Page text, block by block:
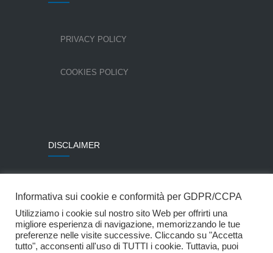
PRIVACY POLICY
COOKIES POLICY
DISCLAIMER
concessione della Colombo Costruzioni SpA.
© Mpartner Srl
Website byBlucannella.it
Informativa sui cookie e conformità per GDPR/CCPA
Utilizziamo i cookie sul nostro sito Web per offrirti una
migliore esperienza di navigazione, memorizzando le tue
preferenze nelle visite successive. Cliccando su "Accetta
tutto", acconsenti all'uso di TUTTI i cookie. Tuttavia, puoi